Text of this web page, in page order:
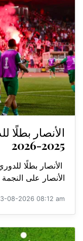
الأنصار بطلًا
2025-2026
الأنصار على النجمة 2-1، في الجولة ال...
08-2026 08:12 am